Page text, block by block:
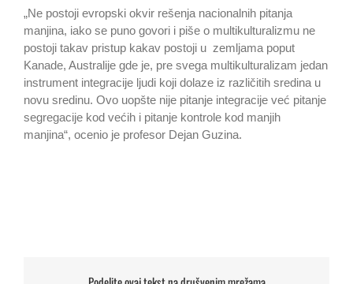
„Ne postoji evropski okvir rešenja nacionalnih pitanja
manjina, iako se puno govori i piše o multikulturalizmu ne
postoji takav pristup kakav postoji u zemljama poput
Kanade, Australije gde je, pre svega multikulturalizam jedan
instrument integracije ljudi koji dolaze iz različitih sredina u
novu sredinu. Ovo uopšte nije pitanje integracije već pitanje
segregacije kod većih i pitanje kontrole kod manjih
manjina“, ocenio je profesor Dejan Guzina.